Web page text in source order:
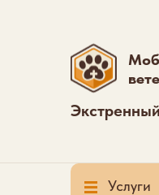
Услуги